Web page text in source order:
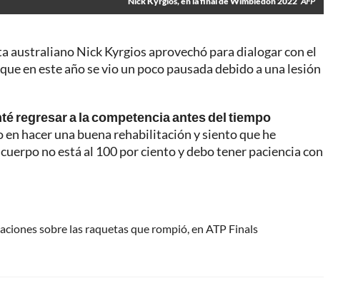
australiano Nick Kyrgios aprovechó para dialogar con el
en este año se vio un poco pausada debido a una lesión
regresar a la competencia antes del tiempo
en hacer una buena rehabilitación y siento que he
no está al 100 por ciento y debo tener paciencia con
sobre las raquetas que rompió, en ATP Finals